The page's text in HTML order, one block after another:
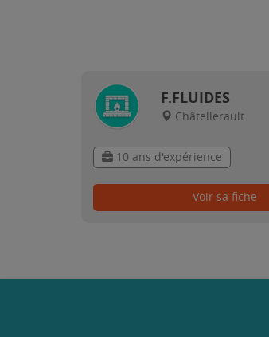
F.FLUIDES
Châtellerault
10 ans d'expérience
Voir sa fiche